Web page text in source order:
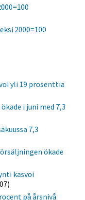
2000=100
yli 19 prosenttia
i juni med 7,3
7,3
ökade
kasvoi
på årsnivå